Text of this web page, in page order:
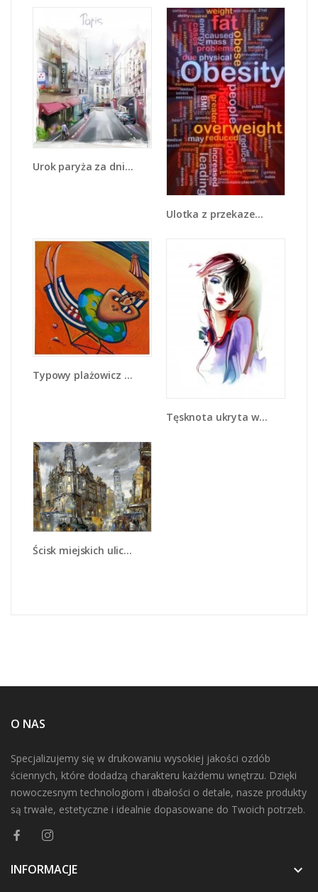
Urok paryża za dnia - GR342
Ulotka z przekazem - GR400
Typowy plażowicz z dodatkiem - GR100
Tęsknota ukryta w spojrzeniu - GR520
Ścisk miejskich uliczek - GR233
O NAS
Specjalizujemy się w drukowaniu wysokiej jakości ozdób
ściennych, które dodadzą charakteru każdemu wnętrzu. Dzięki
nowoczesnym technologiom i dbałości o detale, nasze produkty
są trwałe, estetyczne i idealnie dopasowane do Twoich potrzeb.
INFORMACJE 